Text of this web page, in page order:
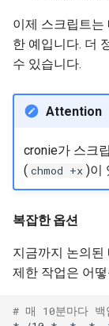
이제 스크립트는
한 예입니다. 더
수 있습니다.
Attention
cronie가 스크
( chmod +x )이
복잡한 옵션
지금까지 논의된
제한 작업은 어
# 매 10분마다